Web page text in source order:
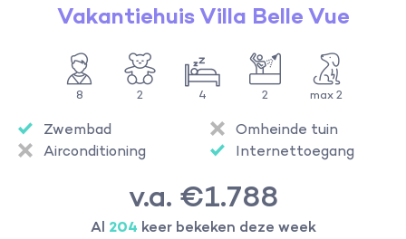
Vakantiehuis Villa Belle Vue
8 2 4 2 max 2
Zwembad
Airconditioning
Omheinde tuin
Internettoegang
v.a. €1.788
Al 204 keer bekeken deze week